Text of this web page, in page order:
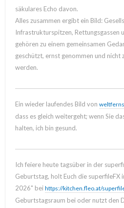
säkulares Echo davon.
Alles zusammen ergibt ein Bild:
Infrastrukturspitzen, Rettungsgassen
gehören zu einem gemeinsamen
geschützt, ernst genommen und nicht
werden.
Ein wieder laufendes Bild von
dass es gleich weitergeht; wenn Sie
halten, ich bin gesund.
Ich feiere heute tagsüber in der
Geburtstag, holt Euch die superfileFX
2026" bei https://kitchen.fleo.at/
Geburtstagsraum bei oder nutzt den